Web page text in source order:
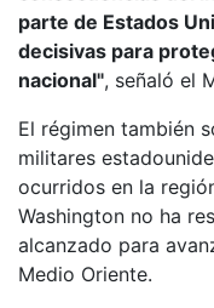
parte de Estados
decisivas para
nacional", señaló el
El régimen también
militares
ocurridos en la
Washington no ha
alcanzado para
Medio Oriente.